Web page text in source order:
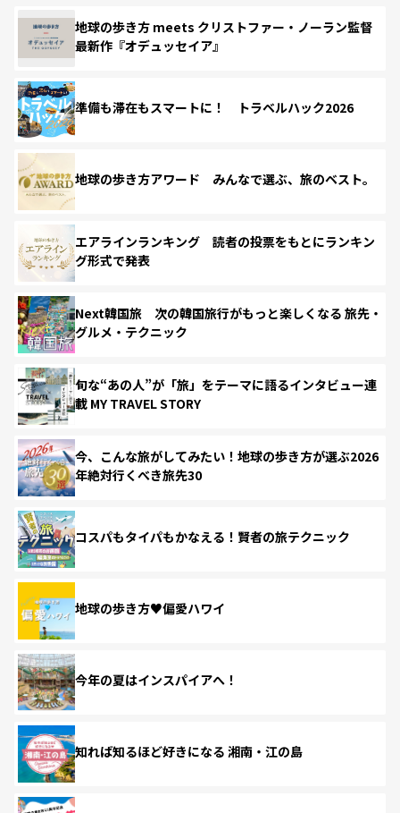
地球の歩き方 meets クリストファー・ノーラン監督
最新作『オデュッセイア』
準備も滞在もスマートに！ トラベルハック2026
地球の歩き方アワード みんなで選ぶ、旅のベスト。
エアラインランキング 読者の投票をもとにランキン
グ形式で発表
Next韓国旅 次の韓国旅行がもっと楽しくなる 旅先・
グルメ・テクニック
旬な“あの人”が「旅」をテーマに語るインタビュー連
載 MY TRAVEL STORY
今、こんな旅がしてみたい！地球の歩き方が選ぶ2026
年絶対行くべき旅先30
コスパもタイパもかなえる！賢者の旅テクニック
地球の歩き方♥偏愛ハワイ
今年の夏はインスパイアへ！
知れば知るほど好きになる 湘南・江の島